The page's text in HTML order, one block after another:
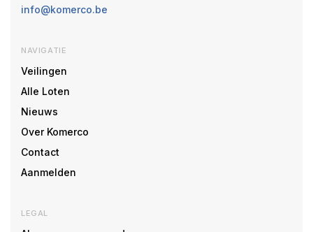
info@komerco.be
NAVIGATIE
Veilingen
Alle Loten
Nieuws
Over Komerco
Contact
Aanmelden
LEGAL